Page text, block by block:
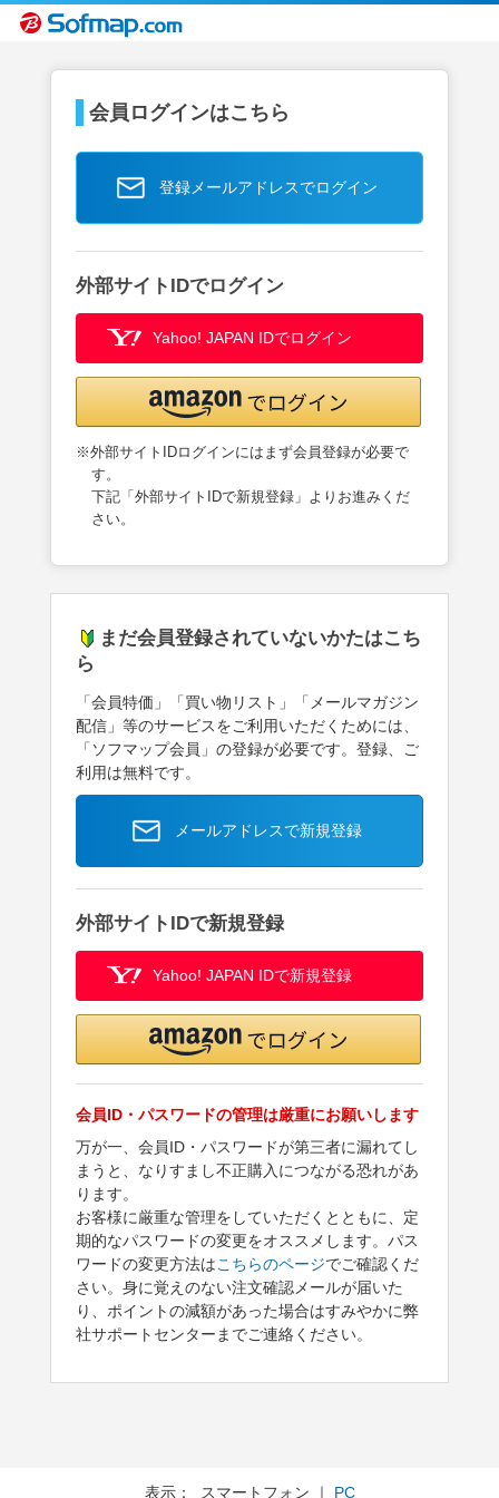
会員ログインはこちら
登録メールアドレスでログイン
外部サイトIDでログイン
Yahoo! JAPAN IDでログイン
※外部サイトIDログインにはまず会員登録が必要で
す。
下記「外部サイトIDで新規登録」よりお進みくだ
さい。
まだ会員登録されていないかたはこち
ら
「会員特価」「買い物リスト」「メールマガジン
配信」等のサービスをご利用いただくためには、
「ソフマップ会員」の登録が必要です。登録、ご
利用は無料です。
メールアドレスで新規登録
外部サイトIDで新規登録
Yahoo! JAPAN IDで新規登録
会員ID・パスワードの管理は厳重にお願いします
万が一、会員ID・パスワードが第三者に漏れてし
まうと、なりすまし不正購入につながる恐れがあ
ります。
お客様に厳重な管理をしていただくとともに、定
期的なパスワードの変更をオススメします。パス
ワードの変更方法はこちらのページでご確認くだ
さい。身に覚えのない注文確認メールが届いた
り、ポイントの減額があった場合はすみやかに弊
社サポートセンターまでご連絡ください。
表示： スマートフォン ｜ PC